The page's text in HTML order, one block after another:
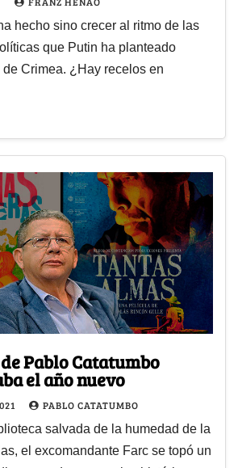
hecho sino crecer al ritmo de las
que Putin ha planteado
Crimea. ¿Hay recelos en
Pablo Catatumbo
el año nuevo
PABLO CATATUMBO
salvada de la humedad de la
el excomandante Farc se topó un